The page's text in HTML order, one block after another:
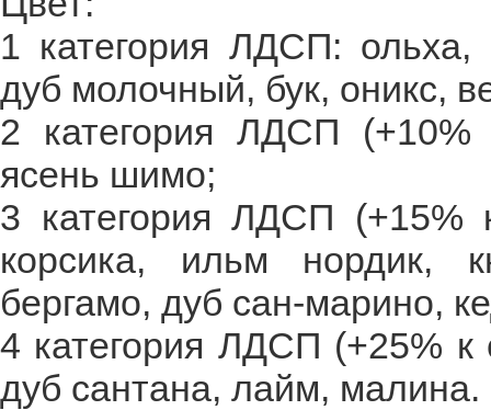
1 категория ЛДСП: ольха,
дуб молочный, бук, оникс,
2 категория ЛДСП (+10%
ясень шимо;
3 категория ЛДСП (+15%
корсика, ильм нордик,
бергамо, дуб сан-марино,
4 категория ЛДСП (+25% к
дуб сантана, лайм, малина.